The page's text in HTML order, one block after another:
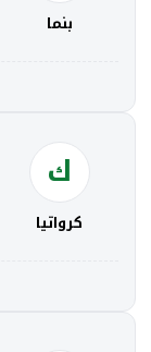
بنما
ك
كرواتيا